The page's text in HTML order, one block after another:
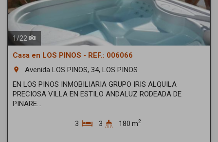
1/22
Casa en LOS PINOS - REF.: 006066
room
Avenida LOS PINOS, 34, LOS PINOS
EN LOS PINOS INMOBILIARIA GRUPO IRIS ALQUILA
PRECIOSA VILLA EN ESTILO ANDALUZ RODEADA DE
PINARE...
3 3 180 m2